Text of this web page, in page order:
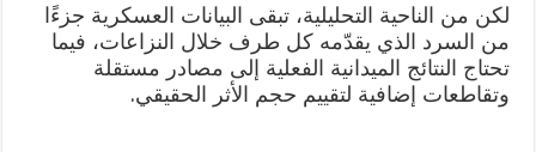
لكن من الناحية التحليلية، تبقى البيانات العسكرية جزءًا
من السرد الذي يقدّمه كل طرف خلال النزاعات، فيما
تحتاج النتائج الميدانية الفعلية إلى مصادر مستقلة
وتقاطعات إضافية لتقييم حجم الأثر الحقيقي.